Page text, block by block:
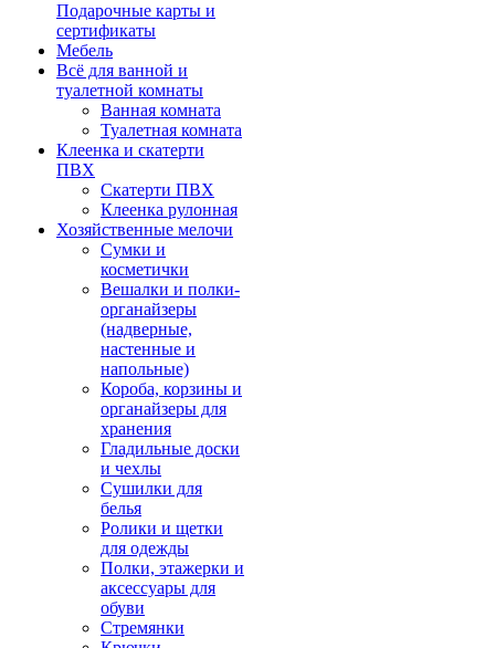
Подарочные карты и
сертификаты
Мебель
Всё для ванной и
туалетной комнаты
Ванная комната
Туалетная комната
Клеенка и скатерти
ПВХ
Скатерти ПВХ
Клеенка рулонная
Хозяйственные мелочи
Сумки и
косметички
Вешалки и полки-
органайзеры
(надверные,
настенные и
напольные)
Короба, корзины и
органайзеры для
хранения
Гладильные доски
и чехлы
Сушилки для
белья
Ролики и щетки
для одежды
Полки, этажерки и
аксессуары для
обуви
Стремянки